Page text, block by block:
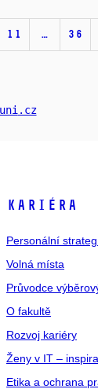
11 … 36
.cz
KARIÉRA
Personální
Volná místa
Průvodce
O fakultě
Rozvoj kariéry
Ženy v IT –
Etika a ochrana